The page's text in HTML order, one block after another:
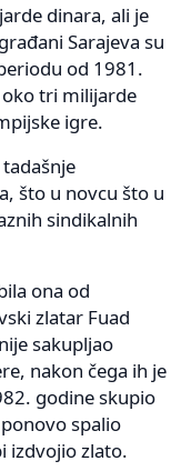
dinara, ali je
Sarajeva su
od 1981.
tri milijarde
igre.
što u novcu što u
sindikalnih
ona od
zlatar Fuad
sakupljao
nakon čega ih je
godine skupio
spalio
izdvojio zlato.